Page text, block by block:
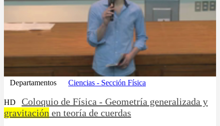
Departamentos Ciencias - Sección Física
HD
Coloquio de Física - Geometría generalizada y
gravitación en teoría de cuerdas